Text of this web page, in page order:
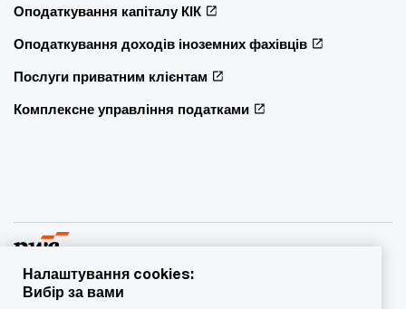
Оподаткування капіталу КІК
Оподаткування доходів іноземних фахівців
Послуги приватним клієнтам
Комплексне управління податками
Налаштування cookies:
Вибір за вами